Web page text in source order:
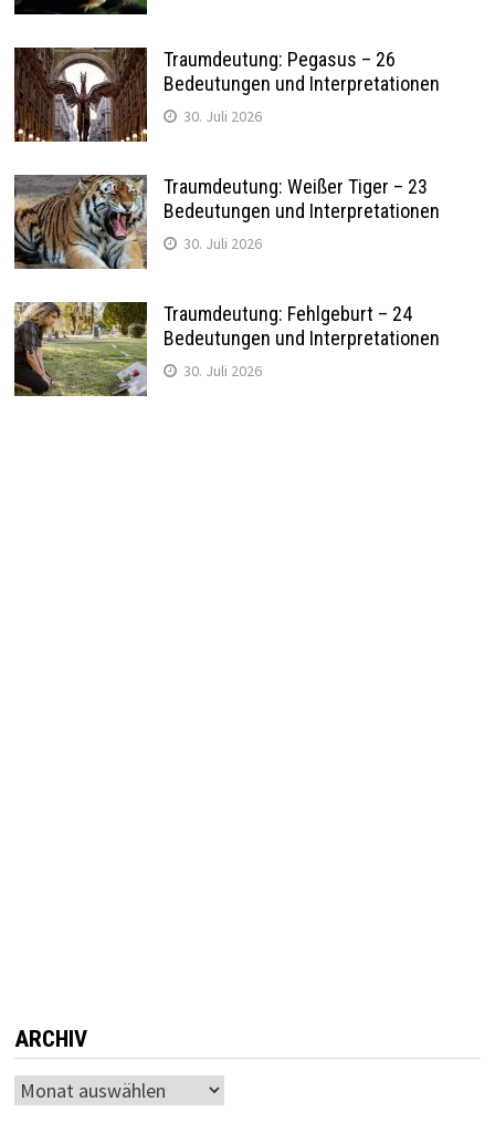
Traumdeutung: Pegasus – 26
Bedeutungen und Interpretationen
30. Juli 2026
Traumdeutung: Weißer Tiger – 23
Bedeutungen und Interpretationen
30. Juli 2026
Traumdeutung: Fehlgeburt – 24
Bedeutungen und Interpretationen
30. Juli 2026
ARCHIV
Archiv